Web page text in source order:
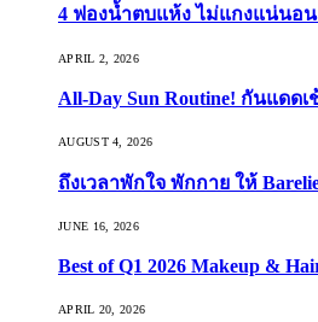
4 ฟองน้ำตบแห้ง ไม่แกงแน่นอ
APRIL 2, 2026
All-Day Sun Routine! กันแดดเ
AUGUST 4, 2026
ถึงเวลาพักใจ พักกาย ให้
JUNE 16, 2026
Best of Q1 2026 Makeup &
APRIL 20, 2026